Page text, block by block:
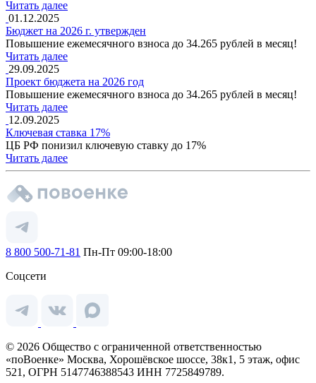
Читать далее
01.12.2025
Бюджет на 2026 г. утвержден
Повышение ежемесячного взноса до 34.265 рублей в месяц!
Читать далее
29.09.2025
Проект бюджета на 2026 год
Повышение ежемесячного взноса до 34.265 рублей в месяц!
Читать далее
12.09.2025
Ключевая ставка 17%
ЦБ РФ понизил ключевую ставку до 17%
Читать далее
8 800 500-71-81 Пн-Пт 09:00-18:00
Соцсети
© 2026 Общество с ограниченной ответственностью
«поВоенке» Москва, Хорошёвское шоссе, 38к1, 5 этаж, офис
521, ОГРН 5147746388543 ИНН 7725849789.